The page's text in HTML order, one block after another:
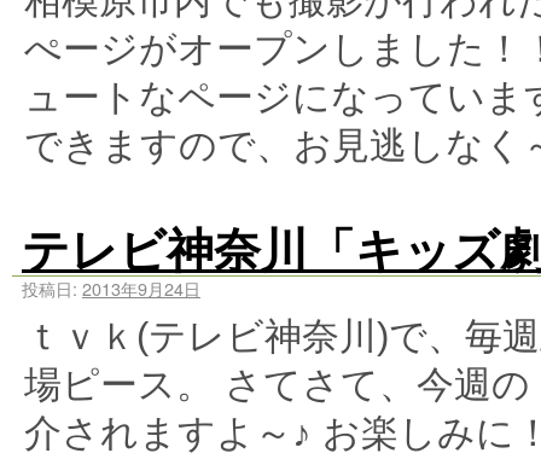
ぺージがオープンしました
ュートなページになってい
できますので、お見逃しな
テレビ神奈川「キッズ
投稿日: 2013年9月24日
ｔｖｋ(テレビ神奈川)で、毎
場ピース。 さてさて、今週
介されますよ～♪ お楽しみに